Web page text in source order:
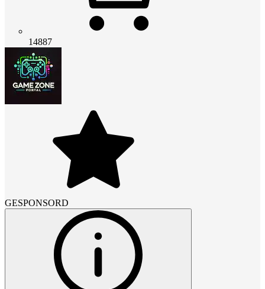
14887
GESPONSORD